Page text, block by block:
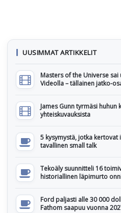
UUSIMMAT ARTIKKELIT
Masters of the Universe
Videolla – tällainen jatko-
James Gunn tyrmäsi
yhteiskuvauksista
5 kysymystä, jotka kertovat
tavallinen small talk
Tekoäly suunnitteli 16
historiallinen läpimurto
Ford paljasti alle 30 000
Fathom saapuu vuonna